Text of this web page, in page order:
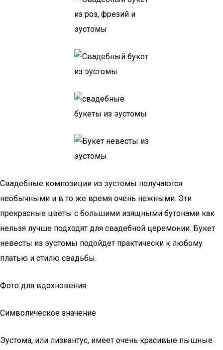
Свадебные композиции из эустомы получаются
необычными и в то же время очень нежными. Эти
прекрасные цветы с большими изящными бутонами как
нельзя лучше подходят для свадебной церемонии. Букет
невесты из эустомы подойдет практически к любому
платью и стилю свадьбы.
Фото для вдохновения
Символическое значение
Эустома, или лизиантус, имеет очень красивые пышные